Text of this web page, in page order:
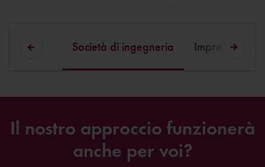
Società di ingegneria Imprese
Il nostro approccio funzionerà
anche per voi?